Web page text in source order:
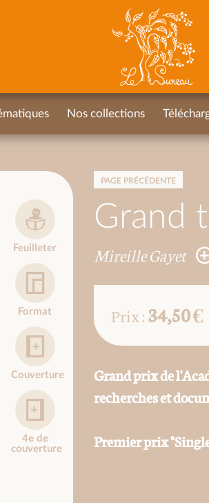
PAGE PRÉCÉDENTE
Grand
Mireille Gayet
Feuilleter
Format
Couverture
4e de
couverture
Prix :34,50 €
Grand prix de
recherches et
Premier prix
Nos collections